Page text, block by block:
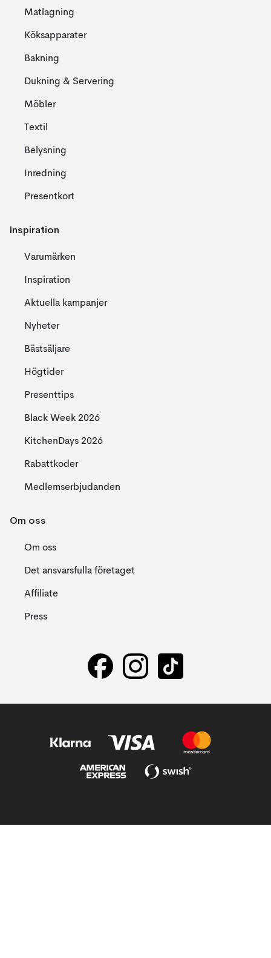
Matlagning
Köksapparater
Bakning
Dukning & Servering
Möbler
Textil
Belysning
Inredning
Presentkort
Inspiration
Varumärken
Inspiration
Aktuella kampanjer
Nyheter
Bästsäljare
Högtider
Presenttips
Black Week 2026
KitchenDays 2026
Rabattkoder
Medlemserbjudanden
Om oss
Om oss
Det ansvarsfulla företaget
Affiliate
Press